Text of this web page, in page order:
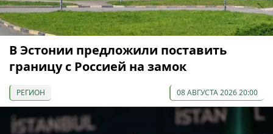
В Эстонии предложили поставить
границу с Россией на замок
РЕГИОН 08 АВГУСТА 2026 20:00